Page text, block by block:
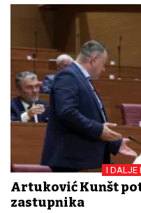
I DALJE
Artuković Kunšt
zastupnika